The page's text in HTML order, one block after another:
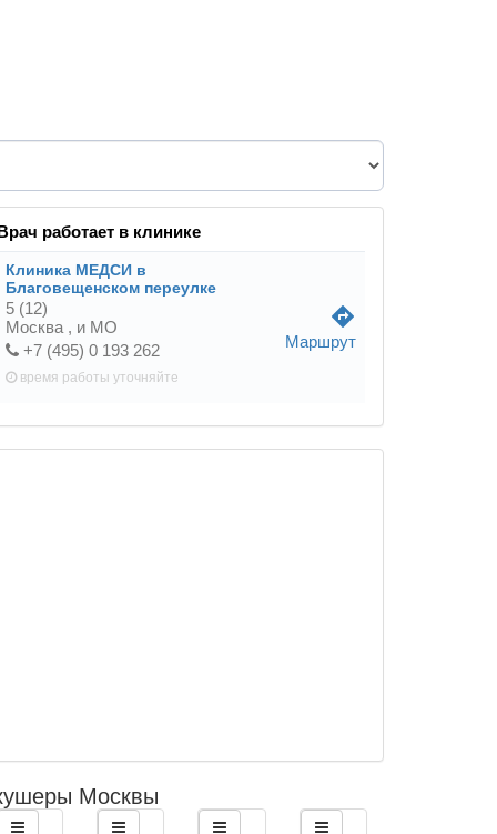
работает в клинике
Клиника МЕДСИ в
Благовещенском переулке
5 (12)
Москва , и МО
+7 (495) 0 193 262
время работы уточняйте
directions
Маршрут
Москвы